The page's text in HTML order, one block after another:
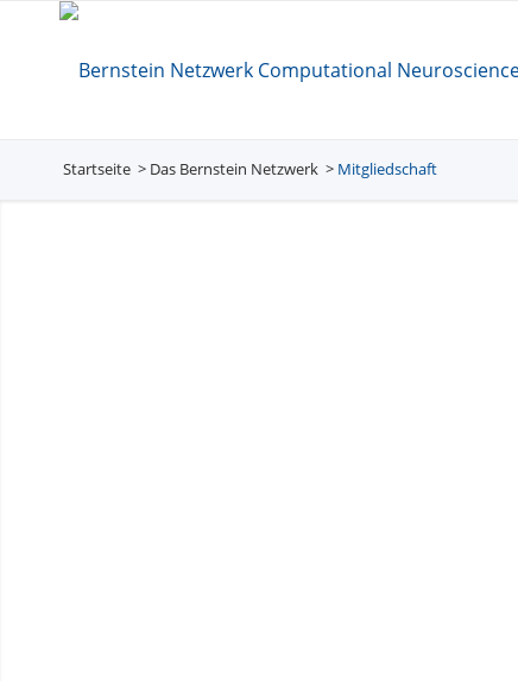
Startseite /
Das Bernstein Netzwerk /
Mitgliedschaft